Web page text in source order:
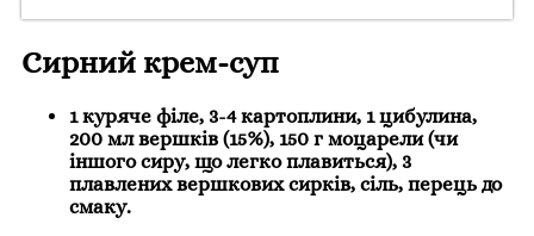
Сирний крем-суп
1 куряче філе, 3-4 картоплини, 1 цибулина,
200 мл вершків (15%), 150 г моцарели (чи
іншого сиру, що легко плавиться), 3
плавлених вершкових сирків, сіль, перець до
смаку.